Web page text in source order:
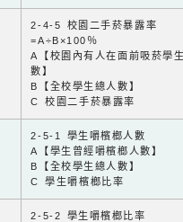
2-4-5 校園二手菸暴露率
=A÷B×100％
A【校園內有人在面前吸菸學
數】
B【全校學生總人數】
C 校園二手菸暴露率
2-5-1 學生嚼檳榔人數
A【學生曾經嚼檳榔人數】
B【全校學生總人數】
C 學生嚼檳榔比率
2-5-2 學生嚼檳榔比率